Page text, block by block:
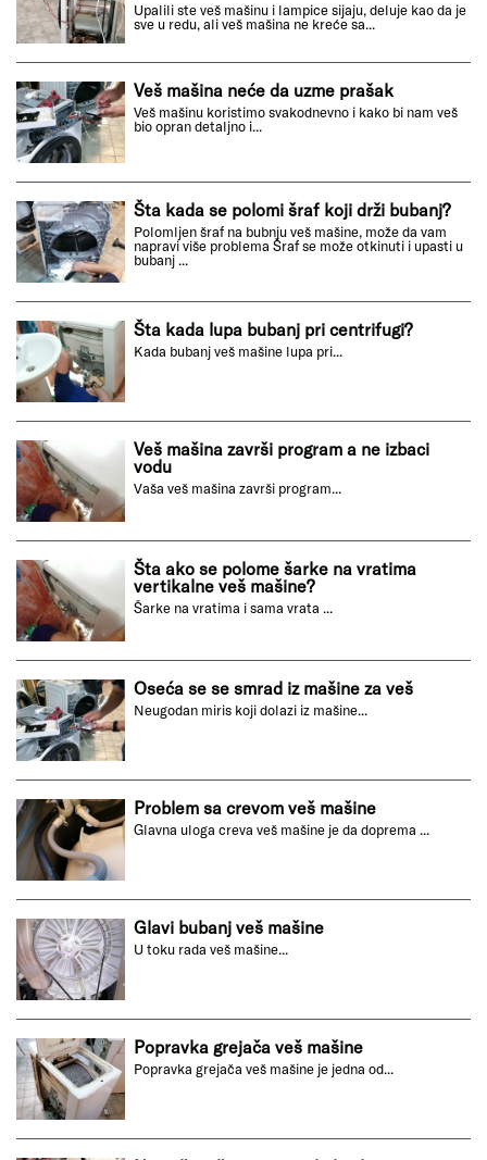
Upalili ste veš mašinu i lampice sijaju, deluje kao da je
sve u redu, ali veš mašina ne kreće sa...
Veš mašina neće da uzme prašak
Veš mašinu koristimo svakodnevno i kako bi nam veš
bio opran detaljno i...
Šta kada se polomi šraf koji drži bubanj?
Polomljen šraf na bubnju veš mašine, može da vam
napravi više problema Šraf se može otkinuti i upasti u
bubanj ...
Šta kada lupa bubanj pri centrifugi?
Kada bubanj veš mašine lupa pri...
Veš mašina završi program a ne izbaci
vodu
Vaša veš mašina završi program...
Šta ako se polome šarke na vratima
vertikalne veš mašine?
Šarke na vratima i sama vrata ...
Oseća se se smrad iz mašine za veš
Neugodan miris koji dolazi iz mašine...
Problem sa crevom veš mašine
Glavna uloga creva veš mašine je da doprema ...
Glavi bubanj veš mašine
U toku rada veš mašine...
Popravka grejača veš mašine
Popravka grejača veš mašine je jedna od...